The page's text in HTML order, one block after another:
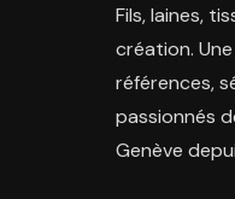
Fils, laines,
création.
références,
passionnés
Genève